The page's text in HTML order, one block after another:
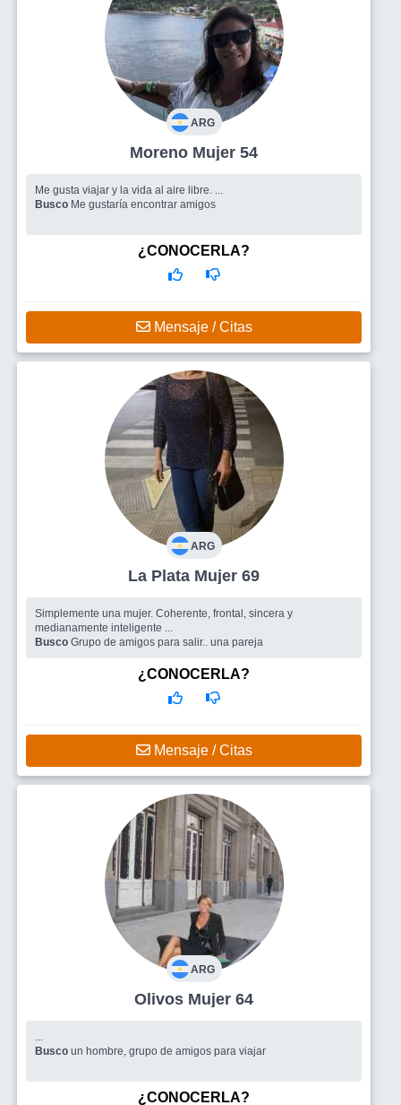
ARG
Moreno Mujer 54
Me gusta viajar y la vida al aire libre. ...
Busco Me gustaría encontrar amigos
¿CONOCERLA?
Mensaje / Citas
ARG
La Plata Mujer 69
Simplemente una mujer. Coherente, frontal, sincera y
medianamente inteligente ...
Busco
Grupo de amigos para salir.. una pareja
¿CONOCERLA?
Mensaje / Citas
ARG
Olivos Mujer 64
...
Busco un hombre, grupo de amigos para viajar
¿CONOCERLA?